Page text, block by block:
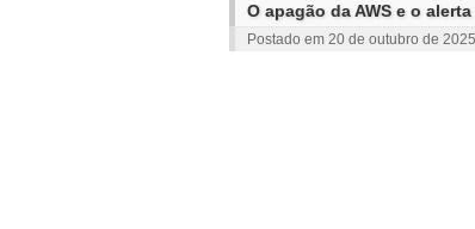
O apagão da AWS e o
Postado em 20 de outubro de 2025